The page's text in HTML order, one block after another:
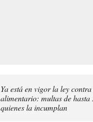
Ya está en vigor la ley
alimentario: multas de
quienes la incumplan